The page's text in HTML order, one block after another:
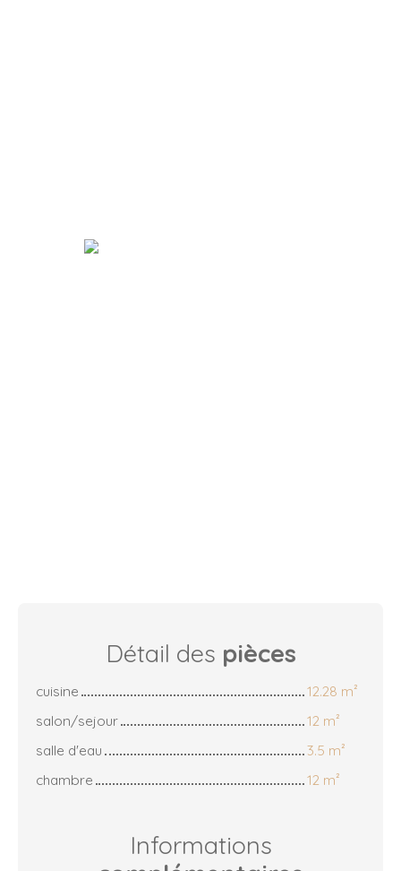
Détail des pièces
cuisine
12.28 m²
salon/sejour
12 m²
salle d'eau
3.5 m²
chambre
12 m²
Informations